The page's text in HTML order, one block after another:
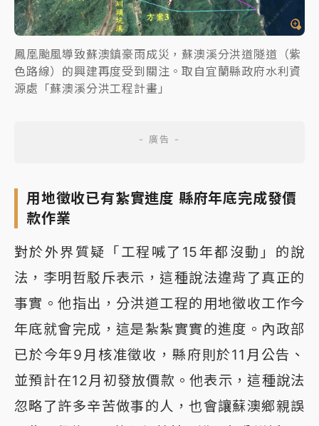
鳳凰颱風導致蘇澳鎮豪雨成災，蘇澳溪分洪道隧道（紫
色路線）的興建再度受到關注。取自宜蘭縣政府水利資
源處「蘇澳溪分洪工程計畫」
用地徵收已有紮實進度 縣府年底完成發價
款作業
對於外界質疑「工程喊了15年都沒動」的說
法，李明哲駁斥表示，這種說法違背了真正的
事實。他指出，分洪道工程的用地徵收工作今
年底就會完成，這是紮紮實實的進度。內政部
已於今年9月核准徵收，縣府則於11月公告、
並預計在12月初發放價款。他表示，這種說法
忽略了許多辛苦做事的人，也會讓蘇澳鄉親誤